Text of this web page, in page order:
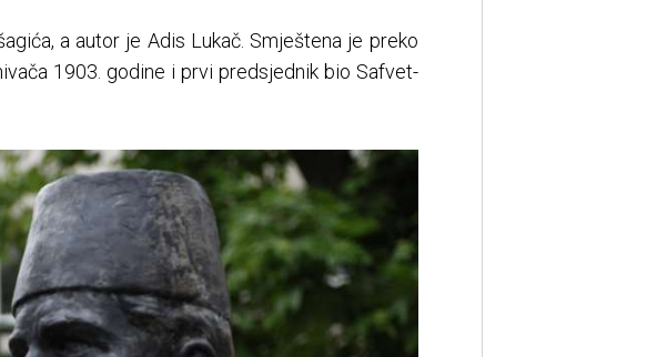
a autor je Adis Lukač. Smještena je preko
1903. godine i prvi predsjednik bio Safvet-